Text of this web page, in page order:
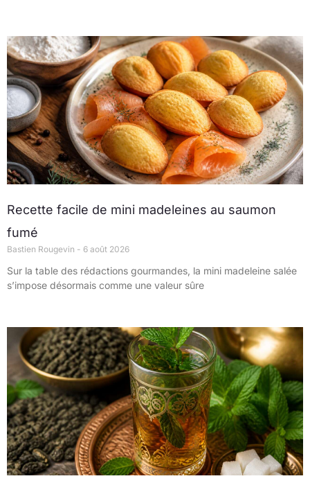
Recette facile de mini madeleines au saumon
fumé
Bastien Rougevin 6 août 2026
Sur la table des rédactions gourmandes, la mini madeleine salée
s’impose désormais comme une valeur sûre